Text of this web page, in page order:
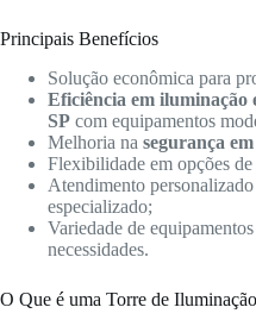
Principais Benefícios
Solução econômica para
Eficiência em iluminação
SP com equipamentos
Melhoria na segurança
Flexibilidade em opções
Atendimento
especializado;
Variedade de
necessidades.
O Que é uma Torre de